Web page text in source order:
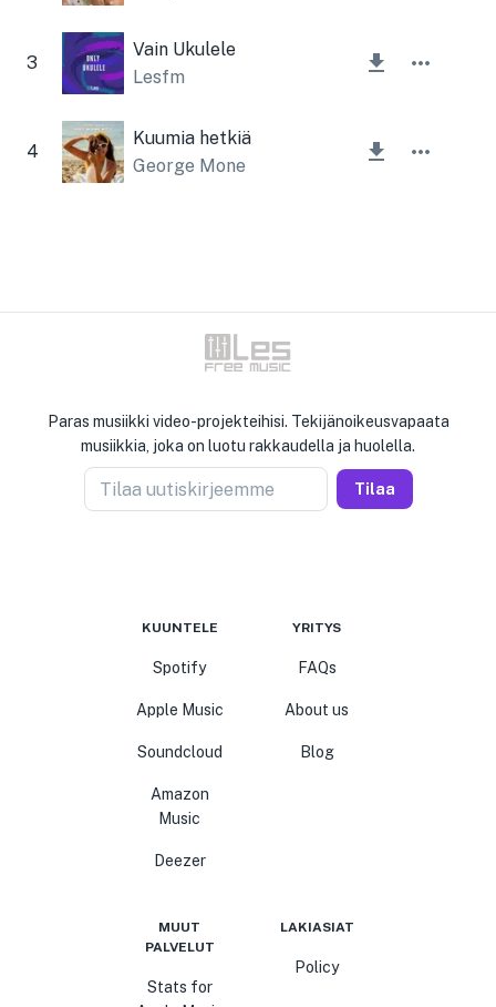
3
Vain Ukulele
Lesfm
4
Kuumia hetkiä
George Mone
Paras musiikki video-projekteihisi. Tekijänoikeusvapaata
musiikkia, joka on luotu rakkaudella ja huolella.
Tilaa uutiskirjeemme Tilaa
KUUNTELE
Spotify
Apple Music
Soundcloud
Amazon
Music
Deezer
YRITYS
FAQs
About us
Blog
MUUT
PALVELUT
Stats for
LAKIASIAT
Policy